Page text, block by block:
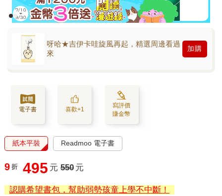
呀哈★吉伊卡哇旋風再起，精選周邊看過
來
加購
電子書 喜歡+1
寫評價
賺金幣
紙本平裝 Readmoo 電子書
9 折 495 元 550 元
認購希望書包，幫助弱勢孩童上學不中斷！